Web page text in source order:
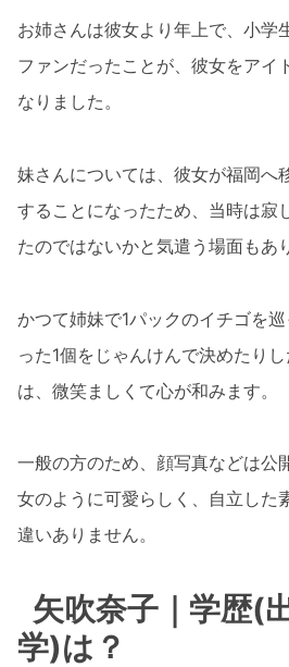
お姉さんは彼女より年上で、小学
ファンだったことが、彼女をアイ
なりました。
妹さんについては、彼女が福岡へ
することになったため、当時は寂
たのではないかと気遣う場面もあ
かつて姉妹で1パックのイチゴを
った1個をじゃんけんで決めたり
は、微笑ましくて心が和みます。
一般の方のため、顔写真などは公
女のように可愛らしく、自立した
違いありません。
矢吹奈子｜学歴(
学)は？